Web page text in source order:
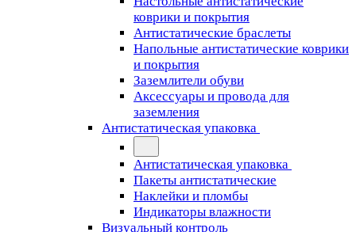
коврики и покрытия
Антистатические браслеты
Напольные антистатические коврики
и покрытия
Заземлители обуви
Аксессуары и провода для
заземления
Антистатическая упаковка
Антистатическая упаковка
Пакеты антистатические
Наклейки и пломбы
Индикаторы влажности
Визуальный контроль